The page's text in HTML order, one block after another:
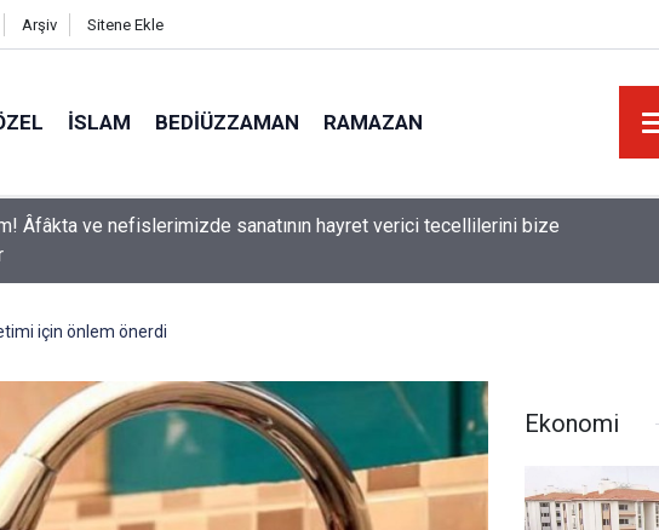
Arşiv Sitene Ekle
İSLAM BEDIÜZZAMAN RAMAZAN
Kelimeler, herbir zerre-i havaînin kulağına girip dilinden çıktığı
için önlem önerdi
Ekonomi